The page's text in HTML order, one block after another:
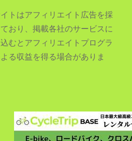
トはアフィリエイト広告を採
おり、掲載各社のサービスに
むとアフィリエイトプログラ
る収益を得る場合がありま